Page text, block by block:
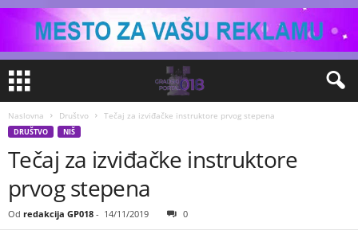
Naslovna Društvo Tečaj za izviđačke instruktore prvog stepena
DRUŠTVO NIŠ
Tečaj za izviđačke instruktore
prvog stepena
Od redakcija GP018 - 14/11/2019 0